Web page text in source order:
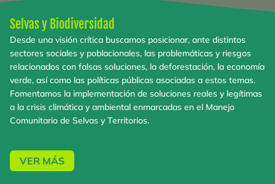
Selvas y Biodiversidad
Desde una visión crítica buscamos posicionar, ante distintos
sectores sociales y poblacionales, las problemáticas y riesgos
relacionados con falsas soluciones, la deforestación, la economía
verde, así como las políticas públicas asociadas a estos temas.
Fomentamos la implementación de soluciones reales y legítimas
a la crisis climática y ambiental enmarcadas en el Manejo
Comunitario de Selvas y Territorios.
VER MÁS